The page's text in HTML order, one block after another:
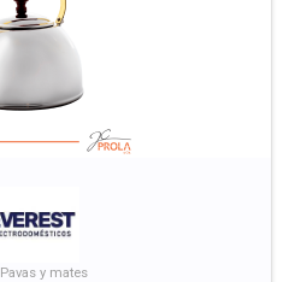
Pavas y mates